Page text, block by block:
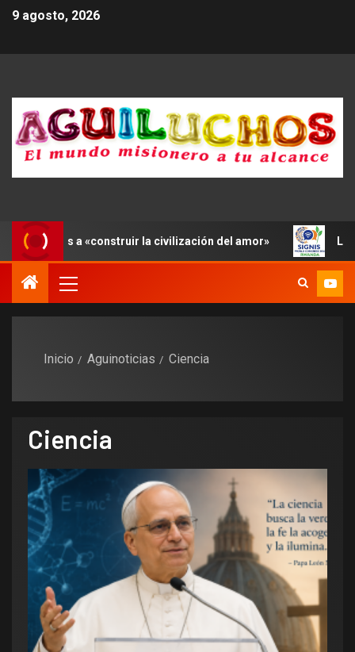
9 agosto, 2026
jóvenes a «construir la civilización del amor» León
Inicio Aguinoticias Ciencia
Ciencia